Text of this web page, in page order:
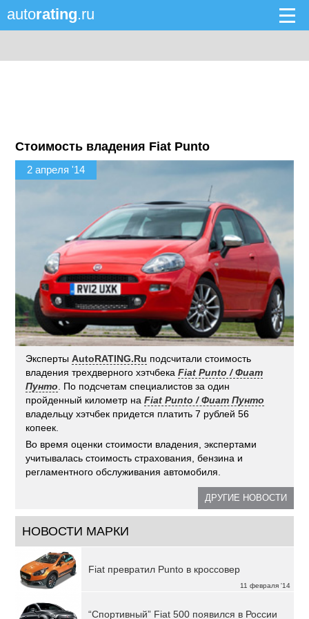
autorating.ru
Стоимость владения Fiat Punto
2 апреля '14
ЭкспертыAutoRATING.Ru подсчитали стоимость
владения трехдверного хэтчбекаFiat Punto / Фиат
Пунто . По подсчетам специалистов за один
пройденный километр наFiat Punto / Фиат Пунто
владельцу хэтчбек придется платить 7 рублей 56
копеек.
Во время оценки стоимости владения, экспертами
учитывалась стоимость страхования, бензина и
регламентного обслуживания автомобиля.
ДРУГИЕ НОВОСТИ
НОВОСТИ МАРКИ
11 февраля '14
Fiat превратил Punto в кроссовер
“Спортивный” Fiat 500 появился в России